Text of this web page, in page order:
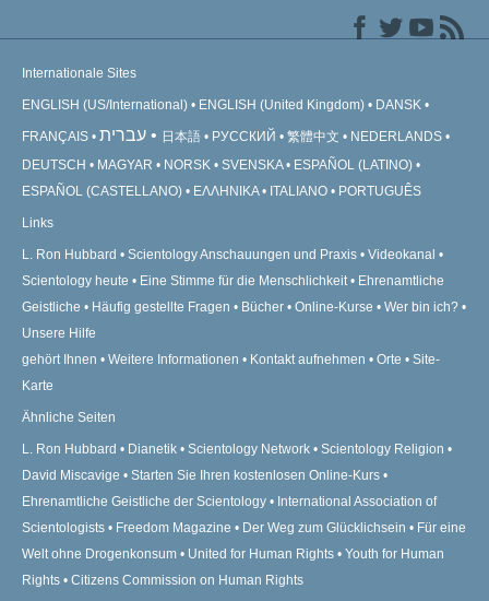
Internationale Sites
ENGLISH (US/International) ENGLISH (United Kingdom) DANSK
FRANÇAIS עברית 日本語 РУССКИЙ 繁體中文
NEDERLANDS
DEUTSCH
MAGYAR NORSK SVENSKA
ESPAÑOL (LATINO)
ESPAÑOL (CASTELLANO)
ΕΛΛΗΝΙΚA ITALIANO PORTUGUÊS
Links
L. Ron Hubbard Scientology Anschauungen und Praxis
Videokanal
Scientology heute
Eine Stimme für die Menschlichkeit
Ehrenamtliche
Geistliche
Häufig gestellte Fragen Bücher Online-Kurse
Wer bin ich?
Unsere Hilfe
gehört Ihnen
Weitere Informationen Kontakt aufnehmen Orte
Site-
Karte
Ähnliche Seiten
L. Ron Hubbard Dianetik Scientology Network
Scientology Religion
David Miscavige
Starten Sie Ihren kostenlosen Online-Kurs
Ehrenamtliche Geistliche der Scientology
International Association of
Scientologists
Freedom Magazine Der Weg zum Glücklichsein
Für eine
Welt ohne Drogenkonsum
United for Human Rights
Youth for Human
Rights
Citizens Commission on Human Rights